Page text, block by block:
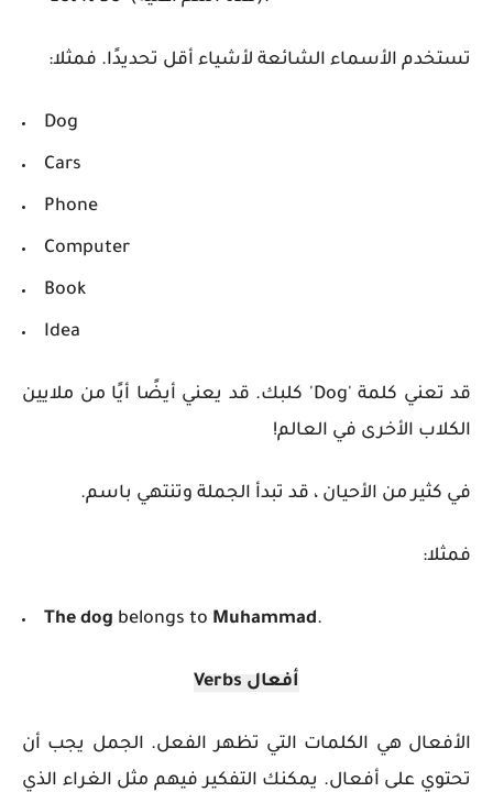
تستخدم الأسماء الشائعة لأشياء أقل تحديدًا. فمثلا:
Dog
Cars
Phone
Computer
Book
Idea
قد تعني كلمة 'Dog' كلبك. قد يعني أيضًا أيًا من ملايين
الكلاب الأخرى في العالم!
في كثير من الأحيان ، قد تبدأ الجملة وتنتهي باسم.
فمثلا:
The dog belongs to Muhammad.
أفعال Verbs
الأفعال هي الكلمات التي تظهر الفعل. الجمل يجب أن
تحتوي على أفعال. يمكنك التفكير فيهم مثل الغراء الذي